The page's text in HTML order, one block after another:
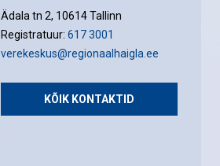
Ädala tn 2, 10614 Tallinn
Registratuur: 617 3001
verekeskus@regionaalhaigla.ee
KÕIK KONTAKTID